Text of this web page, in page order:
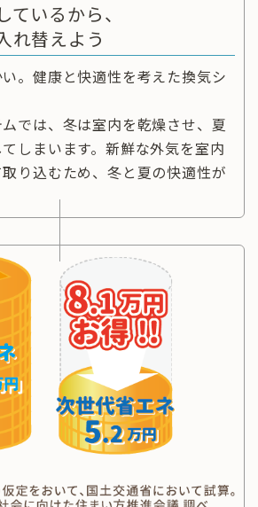
いるから、
れ替えよう
。健康と快適性を考えた換気シ
では、冬は室内を乾燥させ、夏
しまいます。新鮮な外気を室内
り込むため、冬と夏の快適性が